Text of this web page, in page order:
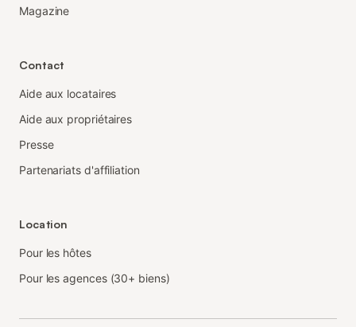
Magazine
Contact
Aide aux locataires
Aide aux propriétaires
Presse
Partenariats d'affiliation
Location
Pour les hôtes
Pour les agences (30+ biens)